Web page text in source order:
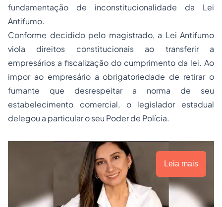
fundamentação de inconstitucionalidade da Lei
Antifumo.
Conforme decidido pelo magistrado, a Lei Antifumo
viola direitos constitucionais ao transferir a
empresários a fiscalização do cumprimento da lei. Ao
impor ao empresário a obrigatoriedade de retirar o
fumante que desrespeitar a norma de seu
estabelecimento comercial, o legislador estadual
delegou a particular o seu Poder de Polícia.
Leia mais